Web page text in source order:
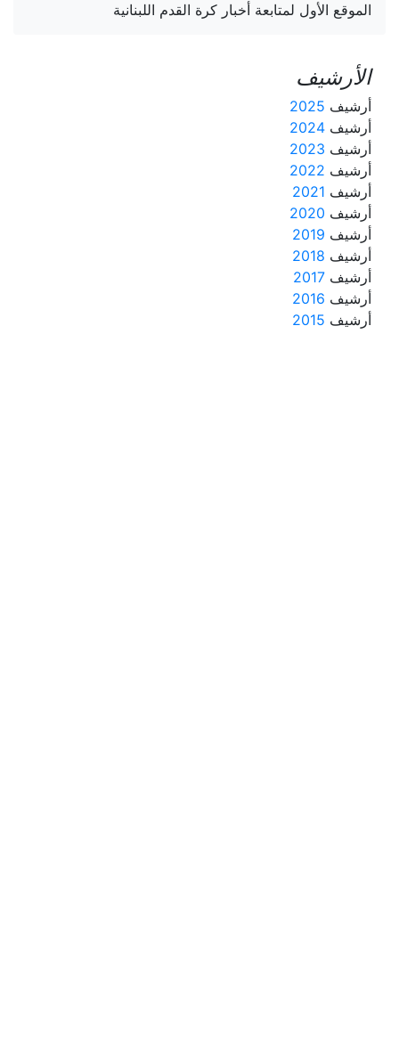
الموقع الأول لمتابعة أخبار كرة القدم اللبنانية
الأرشيف
أرشيف 2025
أرشيف 2024
أرشيف 2023
أرشيف 2022
أرشيف 2021
أرشيف 2020
أرشيف 2019
أرشيف 2018
أرشيف 2017
أرشيف 2016
أرشيف 2015